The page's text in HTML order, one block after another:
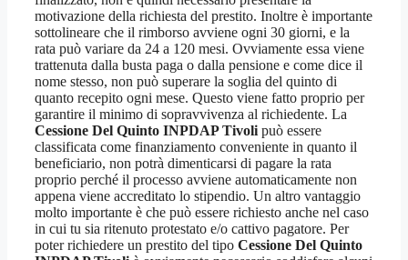
motivazione della richiesta del prestito. Inoltre è importante
sottolineare che il rimborso avviene ogni 30 giorni, e la
rata può variare da 24 a 120 mesi. Ovviamente essa viene
trattenuta dalla busta paga o dalla pensione e come dice il
nome stesso, non può superare la soglia del quinto di
quanto recepito ogni mese. Questo viene fatto proprio per
garantire il minimo di sopravvivenza al richiedente. La
Cessione Del Quinto INPDAP Tivoli può essere
classificata come finanziamento conveniente in quanto il
beneficiario, non potrà dimenticarsi di pagare la rata
proprio perché il processo avviene automaticamente non
appena viene accreditato lo stipendio. Un altro vantaggio
molto importante è che può essere richiesto anche nel caso
in cui tu sia ritenuto protestato e/o cattivo pagatore. Per
poter richiedere un prestito del tipo Cessione Del Quinto